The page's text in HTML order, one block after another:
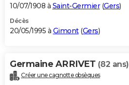
10/07/1908 à Saint-Germier(Gers)
Décès
20/05/1995 à Gimont(Gers)
Germaine ARRIVET (82 ans)
Créer une cagnotte obsèques